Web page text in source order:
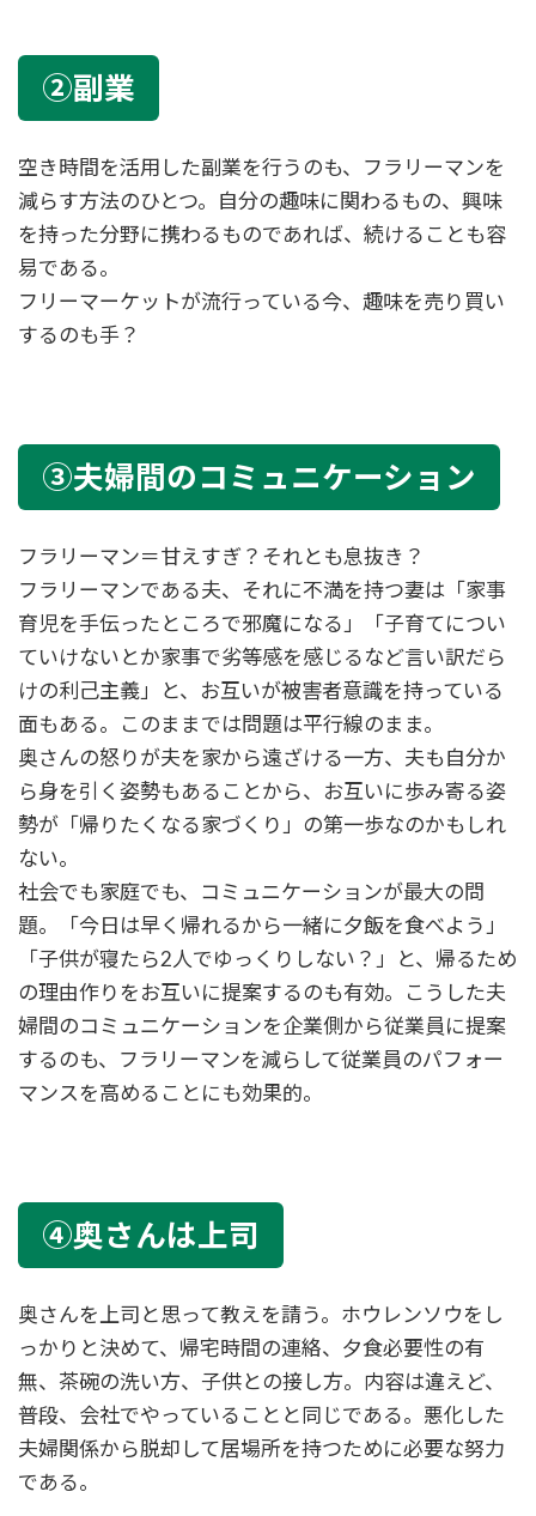
②副業
空き時間を活用した副業を行うのも、フラリーマンを
減らす方法のひとつ。自分の趣味に関わるもの、興味
を持った分野に携わるものであれば、続けることも容
易である。
フリーマーケットが流行っている今、趣味を売り買い
するのも手？
③夫婦間のコミュニケーション
フラリーマン＝甘えすぎ？それとも息抜き？
フラリーマンである夫、それに不満を持つ妻は「家事
育児を手伝ったところで邪魔になる」「子育てについ
ていけないとか家事で劣等感を感じるなど言い訳だら
けの利己主義」と、お互いが被害者意識を持っている
面もある。このままでは問題は平行線のまま。
奥さんの怒りが夫を家から遠ざける一方、夫も自分か
ら身を引く姿勢もあることから、お互いに歩み寄る姿
勢が「帰りたくなる家づくり」の第一歩なのかもしれ
ない。
社会でも家庭でも、コミュニケーションが最大の問
題。「今日は早く帰れるから一緒に夕飯を食べよう」
「子供が寝たら2人でゆっくりしない？」と、帰るため
の理由作りをお互いに提案するのも有効。こうした夫
婦間のコミュニケーションを企業側から従業員に提案
するのも、フラリーマンを減らして従業員のパフォー
マンスを高めることにも効果的。
④奥さんは上司
奥さんを上司と思って教えを請う。ホウレンソウをし
っかりと決めて、帰宅時間の連絡、夕食必要性の有
無、茶碗の洗い方、子供との接し方。内容は違えど、
普段、会社でやっていることと同じである。悪化した
夫婦関係から脱却して居場所を持つために必要な努力
である。